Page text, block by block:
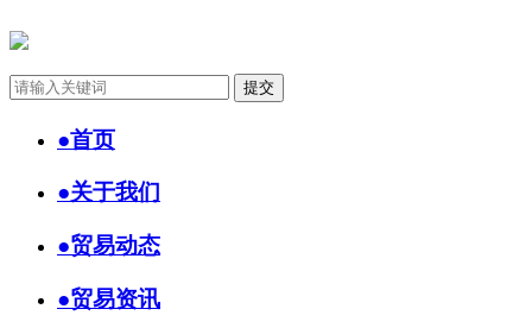
●首页
●关于我们
●贸易动态
●贸易资讯